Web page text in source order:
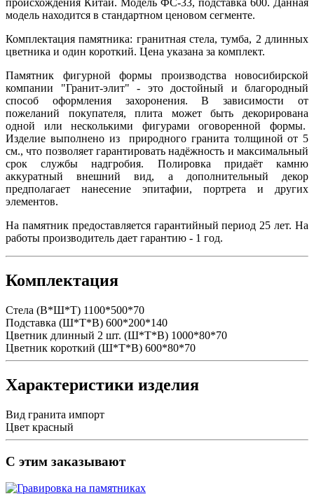
происхождения Китай. Модель ФС-33, подставка 600. Данная
модель находится в стандартном ценовом сегменте.
Комплектация памятника: гранитная стела, тумба, 2 длинных
цветника и один короткий. Цена указана за комплект.
Памятник фигурной формы производства новосибирской
компании "Гранит-элит" - это достойный и благородный
способ оформления захоронения. В зависимости от
пожеланий покупателя, плита может быть декорирована
одной или несколькими фигурами оговоренной формы.
Изделие выполнено из природного гранита толщиной от 5
см., что позволяет гарантировать надёжность и максимальный
срок службы надгробия. Полировка придаёт камню
аккуратный внешний вид, а дополнительный декор
предполагает нанесение эпитафии, портрета и других
элементов.
На памятник предоставляется гарантийный период 25 лет. На
работы производитель дает гарантию - 1 год.
Комплектация
Стела (В*Ш*Т) 1100*500*70
Подставка (Ш*Т*В) 600*200*140
Цветник длинный 2 шт. (Ш*Т*В) 1000*80*70
Цветник короткий (Ш*Т*В) 600*80*70
Характеристики изделия
Вид гранита импорт
Цвет красный
С этим заказывают